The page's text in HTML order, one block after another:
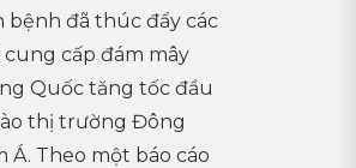
bệnh đã thúc đẩy các
cung cấp đám mây
Quốc tăng tốc đầu
thị trường Đông
Á. Theo một báo cáo